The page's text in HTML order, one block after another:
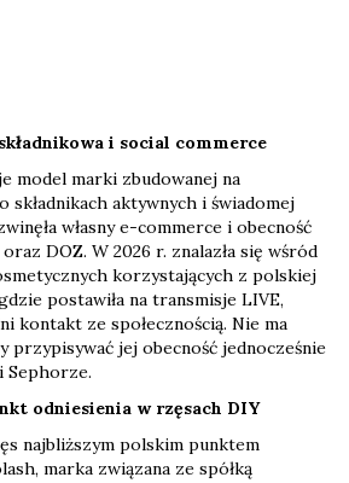
i social commerce
model marki zbudowanej na
składnikach aktywnych i świadomej
własny e-commerce i obecność
DOZ. W 2026 r. znalazła się wśród
korzystających z polskiej
postawiła na transmisje LIVE,
kontakt ze społecznością. Nie ma
przypisywać jej obecność jednocześnie
Sephorze.
odniesienia w rzęsach DIY
najbliższym polskim punktem
marka związana ze spółką